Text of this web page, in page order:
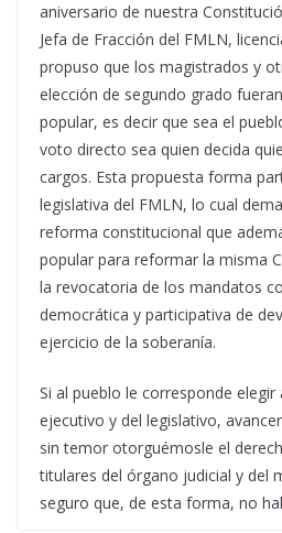
aniversario de nuestra
Jefa de Fracción del FMLN,
propuso que los magistrados y
elección de segundo grado
popular, es decir que sea el
voto directo sea quien decida
cargos. Esta propuesta forma
legislativa del FMLN, lo cual
reforma constitucional que
popular para reformar la misma
la revocatoria de los mandatos
democrática y participativa de
ejercicio de la soberanía.
Si al pueblo le corresponde
ejecutivo y del legislativo,
sin temor otorguémosle el
titulares del órgano judicial y del
seguro que, de esta forma, no